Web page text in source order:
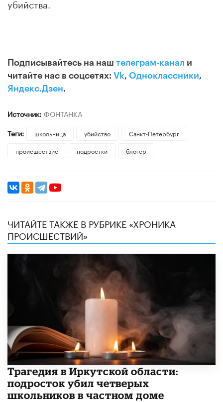
убийства.
Подписывайтесь на наш телеграм-канал и
читайте нас в соцсетях: Vk, Одноклассники,
Яндекс.Дзен.
Источник: ФОНТАНКА
Теги:
школьница убийство
Санкт-Петербург
происшествие
подростки блогер
ЧИТАЙТЕ ТАКЖЕ В РУБРИКЕ «ХРОНИКА
ПРОИСШЕСТВИЙ»
Трагедия в Иркутской области:
подросток убил четверых
школьников в частном доме